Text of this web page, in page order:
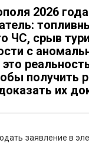
2026
ЧС, срыв
с
получить
их
заявление в